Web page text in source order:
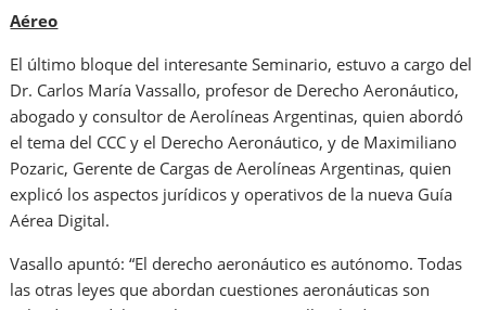
Aéreo
El último bloque del interesante Seminario, estuvo a cargo del
Dr. Carlos María Vassallo, profesor de Derecho Aeronáutico,
abogado y consultor de Aerolíneas Argentinas, quien abordó
el tema del CCC y el Derecho Aeronáutico, y de Maximiliano
Pozaric, Gerente de Cargas de Aerolíneas Argentinas, quien
explicó los aspectos jurídicos y operativos de la nueva Guía
Aérea Digital.
Vasallo apuntó: “El derecho aeronáutico es autónomo. Todas
las otras leyes que abordan cuestiones aeronáuticas son